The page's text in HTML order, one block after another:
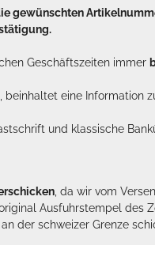
gewünschten
Geschäftszeiten immer
eine Information
und klassische
, da wir vom
Ausfuhrstempel des
der schweizer Grenze